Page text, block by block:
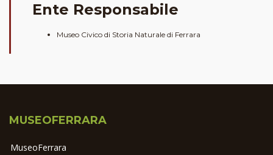
Ente Responsabile
Museo Civico di Storia Naturale di Ferrara
MUSEOFERRARA
MuseoFerrara